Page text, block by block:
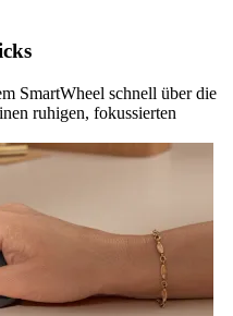
SmartWheel schnell über die
ruhigen, fokussierten